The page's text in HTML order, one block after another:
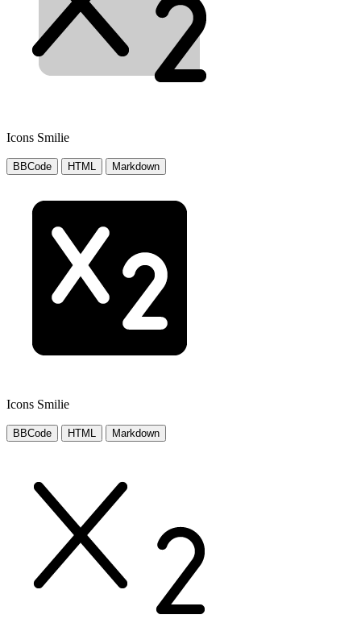
Icons Smilie
BBCode HTML Markdown
Icons Smilie
BBCode HTML Markdown